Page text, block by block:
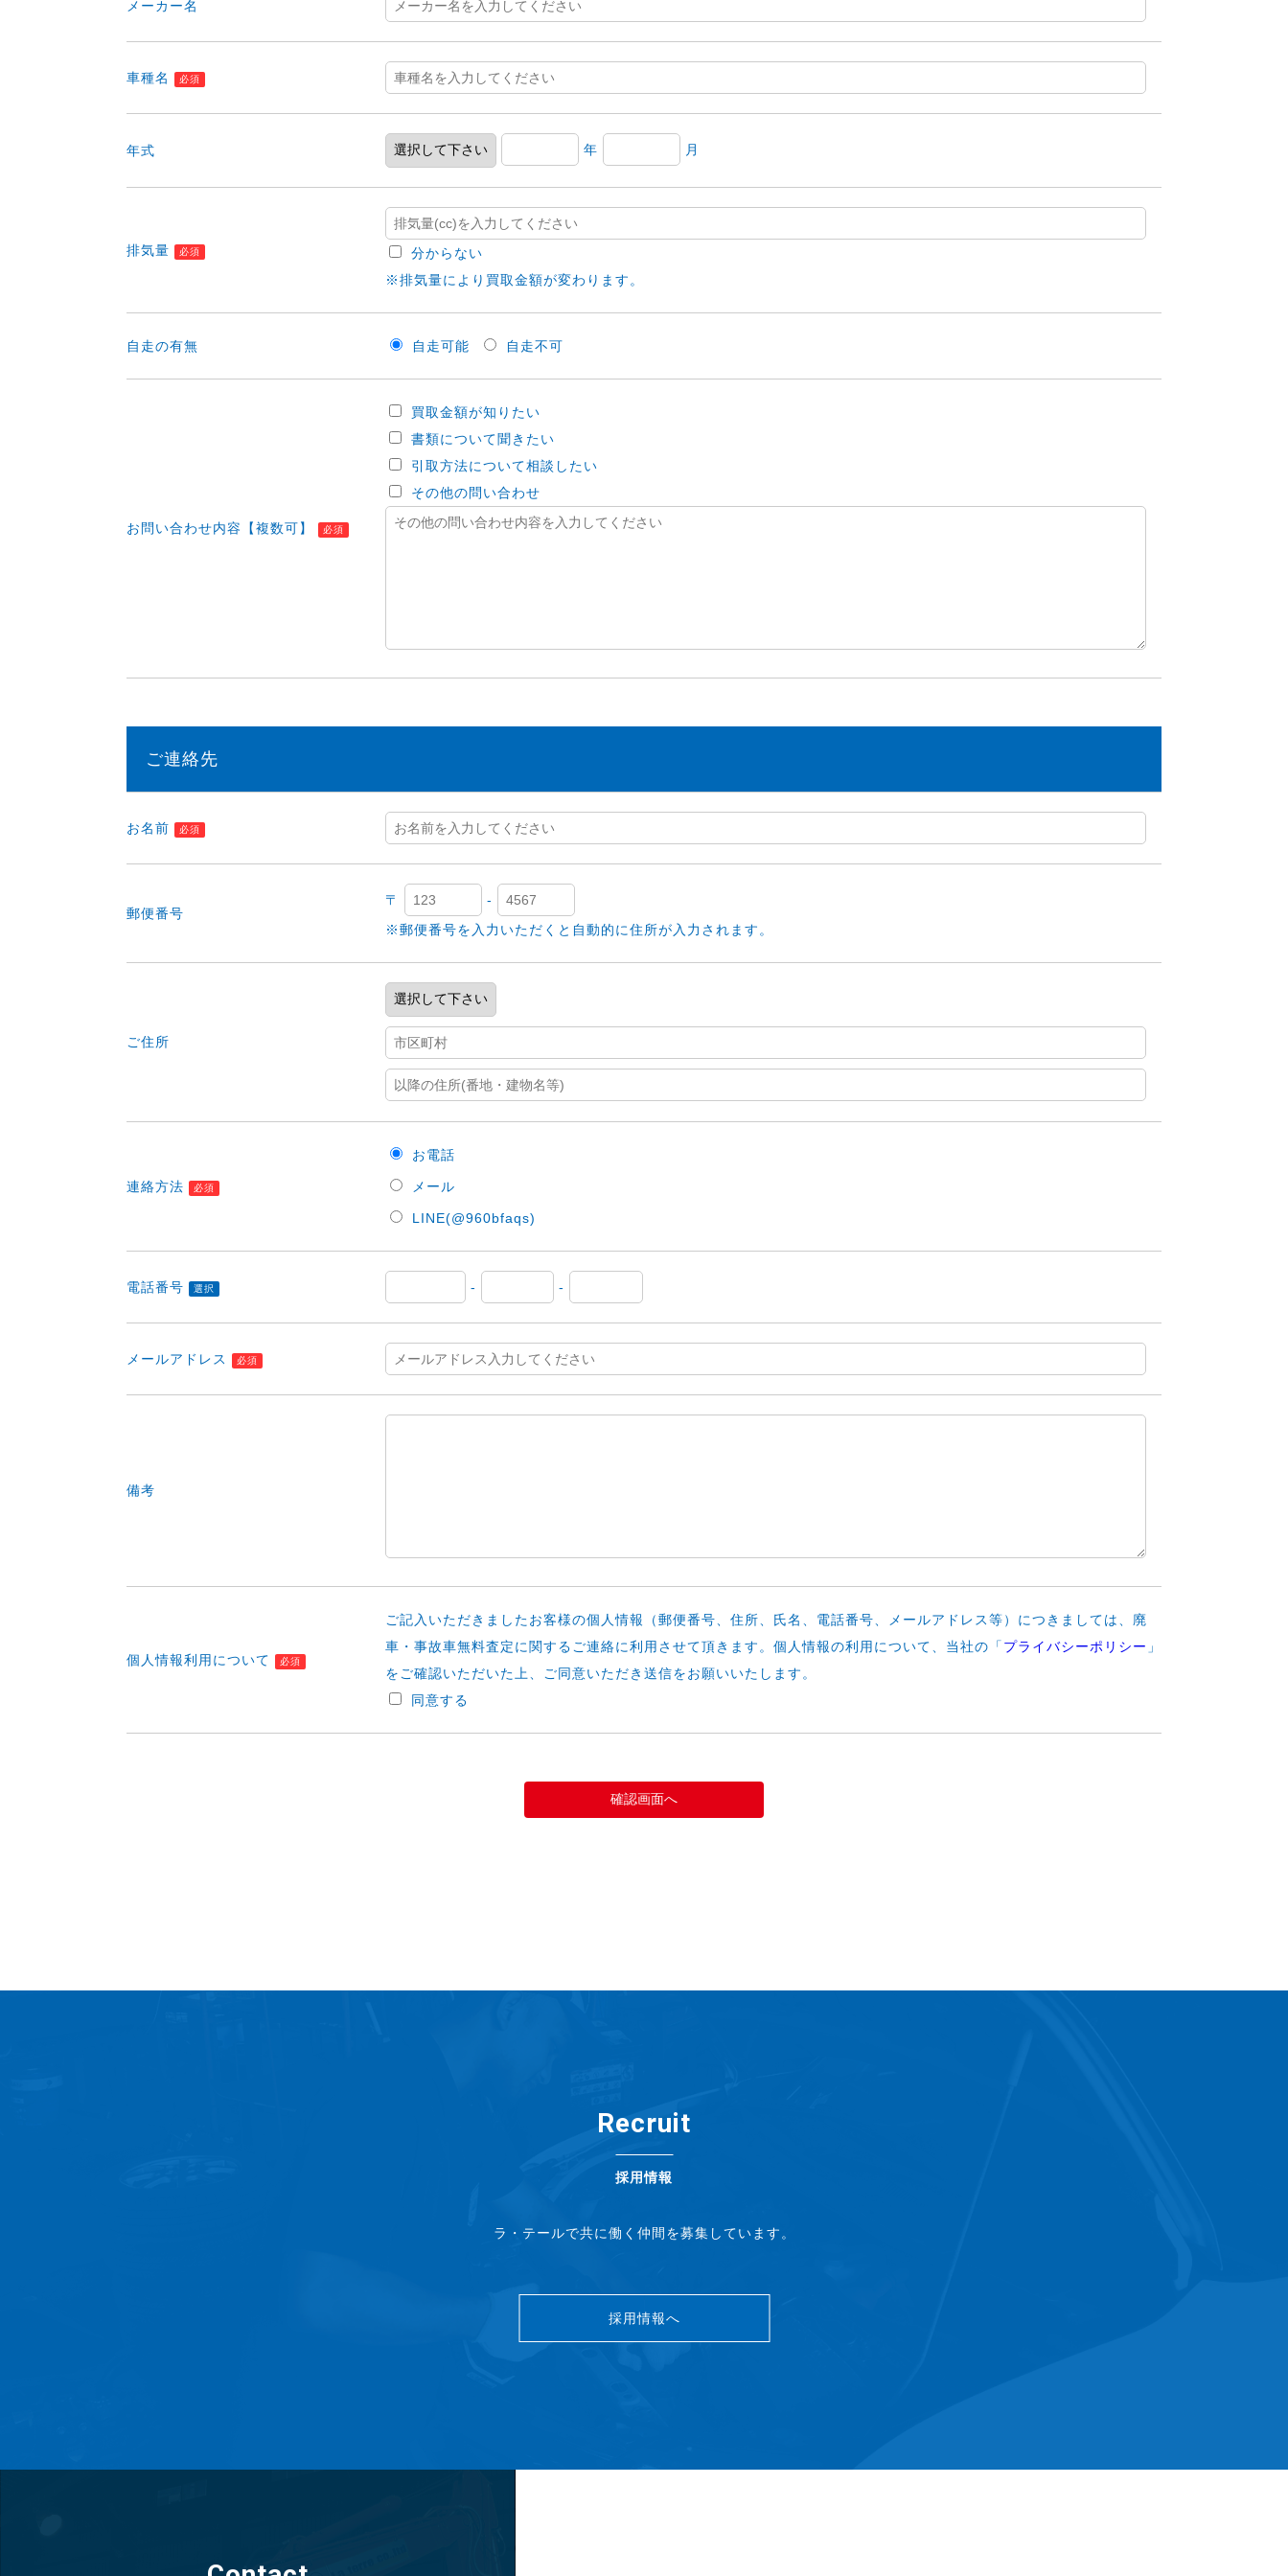
メーカー名
車種名 必須
年式 年 月
排気量 必須
分からない
※排気量により買取金額が変わります。
自走の有無 自走可能 自走不可
お問い合わせ内容【複数可】 必須
買取金額が知りたい
書類について聞きたい
引取方法について相談したい
その他の問い合わせ
ご連絡先
お名前 必須
郵便番号
〒
-
※郵便番号を入力いただくと自動的に住所が入力されます。
ご住所
連絡方法 必須
お電話
メール
LINE(@960bfaqs)
電話番号 選択 - -
メールアドレス 必須
備考
個人情報利用について 必須
ご記入いただきましたお客様の個人情報（郵便番号、住所、氏名、電話番号、メールアドレス等）につきましては、廃
車・事故車無料査定に関するご連絡に利用させて頂きます。個人情報の利用について、当社の「 プライバシーポリシー 」
をご確認いただいた上、ご同意いただき送信をお願いいたします。
同意する
Recruit
採用情報
ラ・テールで共に働く仲間を募集しています。
採用情報へ